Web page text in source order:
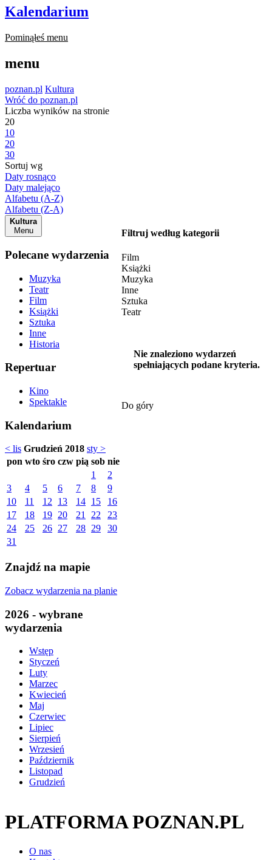
Kalendarium
Pominąłeś menu
menu
poznan.pl Kultura
Wróć do poznan.pl
Liczba wyników na stronie
20
10
20
30
Sortuj wg
Daty rosnąco
Daty malejąco
Alfabetu (A-Z)
Alfabetu (Z-A)
Kultura
Menu
Polecane wydarzenia
Muzyka
Teatr
Film
Książki
Sztuka
Inne
Historia
Repertuar
Kino
Spektakle
Kalendarium
< lis Grudzień 2018 sty >
pon wto śro czw pią sob nie
1
2
3
4 5 6 7 8
9
10
11 12 13 14 15
16
17
18 19 20 21 22
23
24
25 26 27 28 29
30
31
Znajdź na mapie
Zobacz wydarzenia na planie
2026 - wybrane
wydarzenia
Wstęp
Styczeń
Luty
Marzec
Kwiecień
Maj
Czerwiec
Lipiec
Sierpień
Wrzesień
Październik
Listopad
Grudzień
Filtruj według kategorii
Film
Książki
Muzyka
Inne
Sztuka
Teatr
Nie znaleziono wydarzeń
spełniających podane kryteria.
Do góry
PLATFORMA POZNAN.PL
O nas